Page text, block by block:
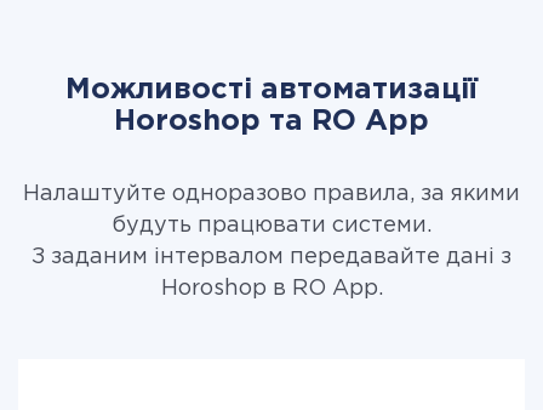
Можливості автоматизації
Horoshop та RO App
Налаштуйте одноразово правила, за якими
будуть працювати системи.
З заданим інтервалом передавайте дані з
Horoshop в RO App.